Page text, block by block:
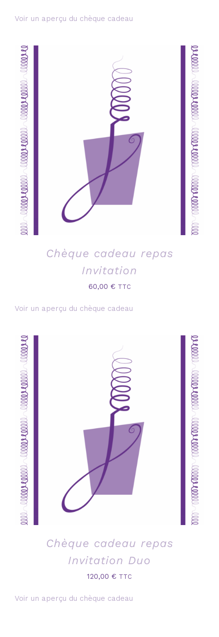
Voir un aperçu du chèque cadeau
Chèque cadeau repas
Invitation
60,00 € TTC
Voir un aperçu du chèque cadeau
Chèque cadeau repas
Invitation Duo
120,00 € TTC
Voir un aperçu du chèque cadeau